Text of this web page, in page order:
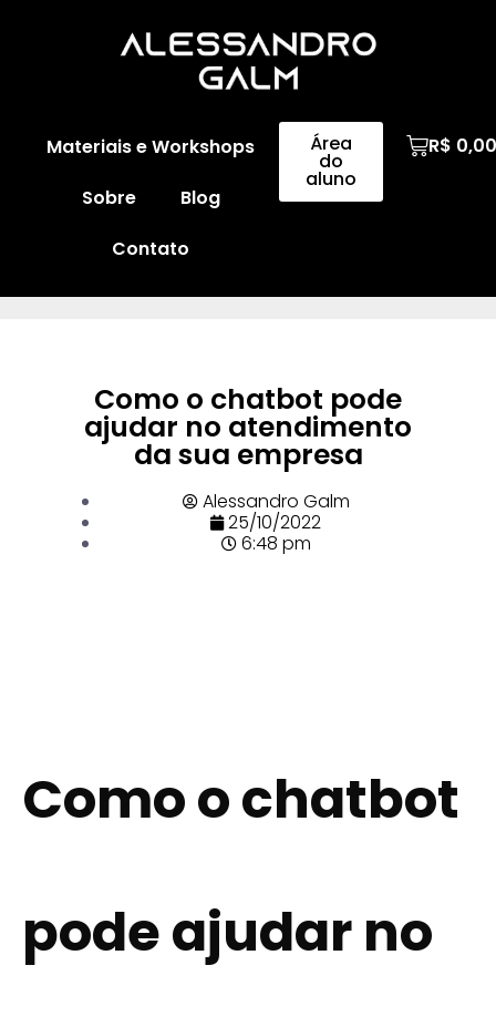
Materiais e Workshops
Sobre
Blog
Contato
Área
do
aluno
R$ 0,00
Como o chatbot pode
ajudar no atendimento
da sua empresa
Alessandro Galm
25/10/2022
6:48 pm
Como o chatbot
pode ajudar no